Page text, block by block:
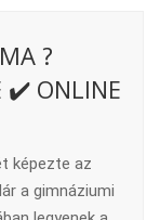
?
✔️ ONLINE
képezte az
a gimnáziumi